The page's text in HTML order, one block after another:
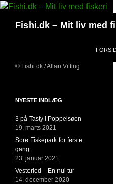
Hop
indholdFishi.dk – Mit liv med
© Fishi.dk / Allan Vitting
NYESTE INDLÆG
3 på Tasty i Poppelsøen
19. marts 2021
Sorø Fiskepark for første
gang
23. januar 2021
Vesterled – En nul tur
14. december 2020